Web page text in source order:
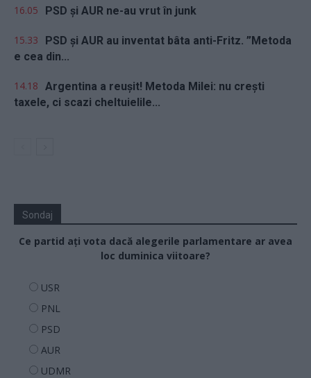
16.05 PSD și AUR ne-au vrut în junk
15.33
PSD și AUR au inventat bâta anti-Fritz. ”Metoda
e cea din...
14.18 Argentina a reușit! Metoda Milei: nu crești
taxele, ci scazi cheltuielile...
Sondaj
Ce partid ați vota dacă alegerile parlamentare ar avea
loc duminica viitoare?
USR
PNL
PSD
AUR
UDMR